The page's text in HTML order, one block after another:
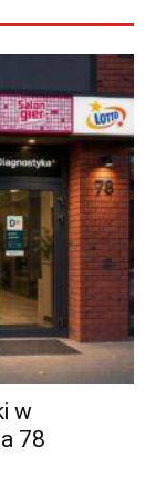
w
78